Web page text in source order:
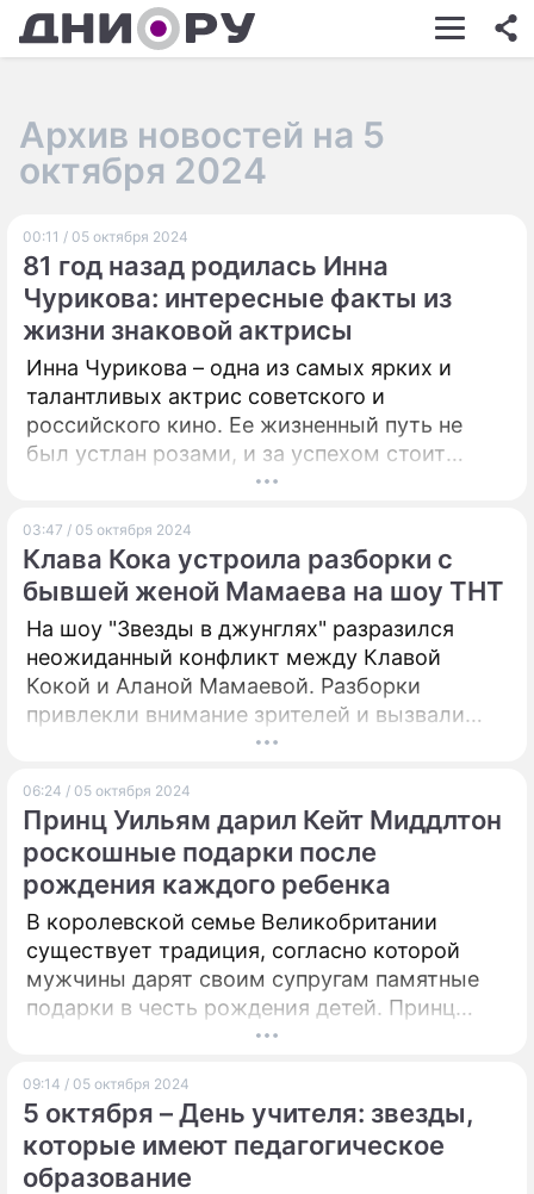
ШОУ-БИЗНЕС
КИНО
ЭКОНОМИКА
ПРОИСШЕСТВИЯ
СОННИК
СТИЛЬ ЖИЗНИ
ПРЕСС-РЕЛИЗЫ
О ПРОЕКТЕ
Архив новостей на 5
октября 2024
00:11 / 05 октября 2024
81 год назад родилась Инна
Чурикова: интересные факты из
жизни знаковой актрисы
Инна Чурикова – одна из самых ярких и
талантливых актрис советского и
российского кино. Ее жизненный путь не
был устлан розами, и за успехом стоит
множество трудностей и испытаний.
03:47 / 05 октября 2024
Клава Кока устроила разборки с
бывшей женой Мамаева на шоу ТНТ
На шоу "Звезды в джунглях" разразился
неожиданный конфликт между Клавой
Кокой и Аланой Мамаевой. Разборки
привлекли внимание зрителей и вызвали
бурные обсуждения в социальных сетях.
06:24 / 05 октября 2024
Принц Уильям дарил Кейт Миддлтон
роскошные подарки после
рождения каждого ребенка
В королевской семье Великобритании
существует традиция, согласно которой
мужчины дарят своим супругам памятные
подарки в честь рождения детей. Принц
Уильям, как истинный адепт этой практики,
особенные презенты.
09:14 / 05 октября 2024
5 октября – День учителя: звезды,
которые имеют педагогическое
образование